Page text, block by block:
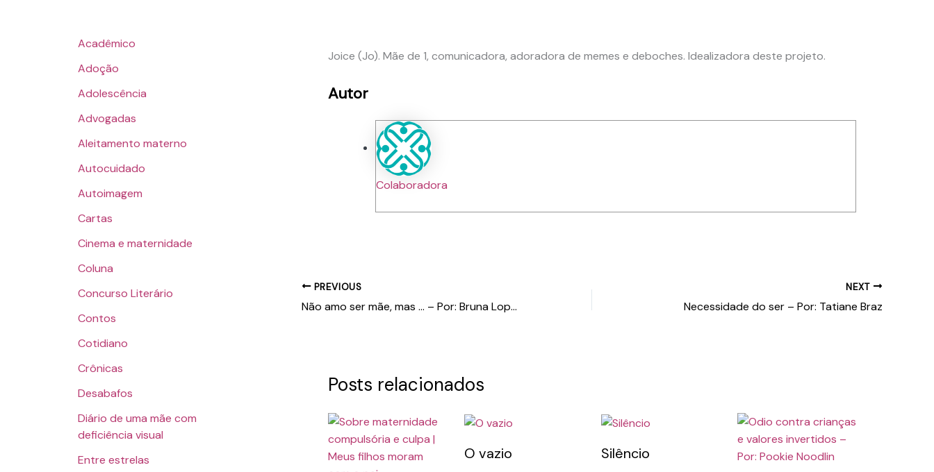
Acadêmico
Adoção
Adolescência
Advogadas
Aleitamento materno
Autocuidado
Autoimagem
Cartas
Cinema e maternidade
Coluna
Concurso Literário
Contos
Cotidiano
Crônicas
Desabafos
Diário de uma mãe com
deficiência visual
Entre estrelas
Joice (Jo). Mãe de 1, comunicadora, adoradora de memes e deboches. Idealizadora deste projeto.
Autor
Colaboradora
PREVIOUS
Não amo ser mãe, mas … – Por: Bruna Lopes
NEXT
Necessidade do ser – Por: Tatiane Braz
Posts relacionados
O vazio Silêncio